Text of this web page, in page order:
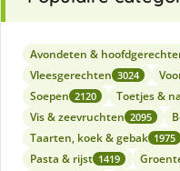
Avondeten &
Vleesgerechten 3024
Soepen 2120 Toetjes &
Vis & zeevruchten 2095
Taarten, koek & gebak 1975
Pasta & rijst 1419